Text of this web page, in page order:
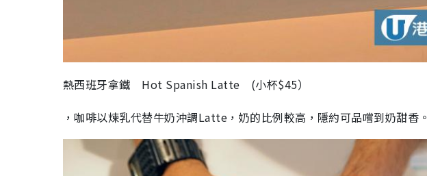
熱西班牙拿鐵 Hot Spanish Latte (小杯$45）
，咖啡以煉乳代替牛奶沖調Latte，奶的比例較高，隱約可品嚐到奶甜香。